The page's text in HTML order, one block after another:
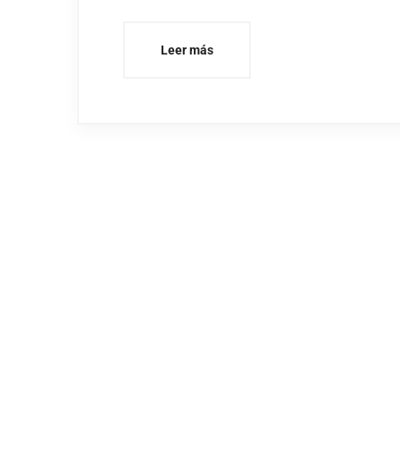
Leer más